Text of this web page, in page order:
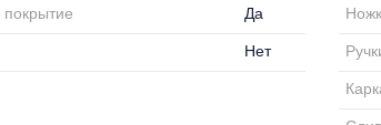
Да
Нет